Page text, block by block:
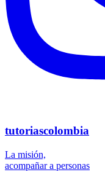
tutoriascolombia
La misión,
acompañar a personas